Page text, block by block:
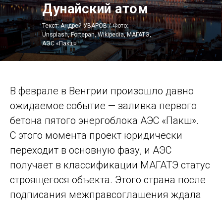
Дунайский атом
Текст: Андрей УВАРОВ / Фото:
Unsplash, Fortepan, Wikipedia, МАГАТЭ,
АЭС «Пакш»
В феврале в Венгрии произошло давно
ожидаемое событие — ​заливка первого
бетона пятого энергоблока АЭС «Пакш».
С этого момента проект юридически
переходит в основную фазу, и АЭС
получает в классификации МАГАТЭ статус
строящегося объекта. Этого страна после
подписания межправсоглашения ждала